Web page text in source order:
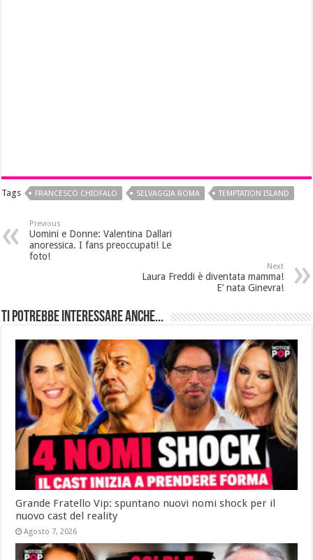
Tags FRANCESCO CHIOFALO SELVAGGIA ROMA TEMPTATION ISLAND
Previous
Uomini e Donne: Valentina Dallari
anoressica. I fans preoccupati! Le
foto!
Next
Laura Freddi è diventata mamma!
E’ nata Ginevra!
Ti potrebbe interessare anche...
Grande Fratello Vip: spuntano nuovi nomi shock per il
nuovo cast del reality
Agosto 7, 2026